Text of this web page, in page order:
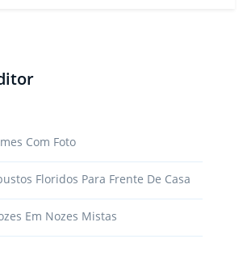
Com Foto
Floridos Para Frente De Casa
Em Nozes Mistas